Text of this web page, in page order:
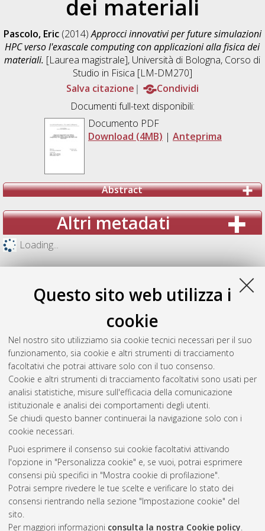
Questo sito web utilizza i
cookie
Nel nostro sito utilizziamo sia cookie tecnici necessari per il suo
funzionamento, sia cookie e altri strumenti di tracciamento
facoltativi che potrai attivare solo con il tuo consenso.
Cookie e altri strumenti di tracciamento facoltativi sono usati per
analisi statistiche, misure sull'efficacia della comunicazione
istituzionale e analisi dei comportamenti degli utenti.
Se chiudi questo banner continuerai la navigazione solo con i
cookie necessari.
Puoi esprimere il consenso sui cookie facoltativi attivando
l'opzione in "Personalizza cookie" e, se vuoi, potrai esprimere
consensi più specifici in "Mostra cookie di profilazione".
Potrai sempre rivedere le tue scelte e verificare lo stato dei
consensi rientrando nella sezione "Impostazione cookie" del
sito.
Per maggiori informazioni consulta la nostra Cookie policy.
dei materiali
Pascolo, Eric(2014)Approcci innovativi per future simulazioni
HPC verso l'exascale computing con applicazioni alla fisica dei
materiali. [Laurea magistrale], Università di Bologna, Corso di
Studio in Fisica [LM-DM270]
Salva citazione
Condividi
Documenti full-text disponibili:
Documento PDF
Download (4MB) | Anteprima
Abstract
Altri metadati
Loading...
Gestione del documento:
Atom
Rss 1.0
Rss 2.0
AMS Laurea